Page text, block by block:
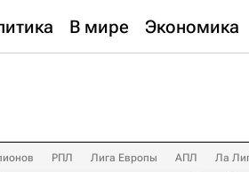
В мире Экономика
РПЛ Лига Европы АПЛ Ла